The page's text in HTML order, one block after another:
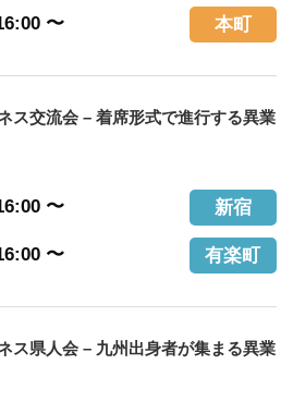
〜 本町
ス交流会 – 着席形式で進行する異業
〜 新宿
〜 有楽町
ス県人会 – 九州出身者が集まる異業